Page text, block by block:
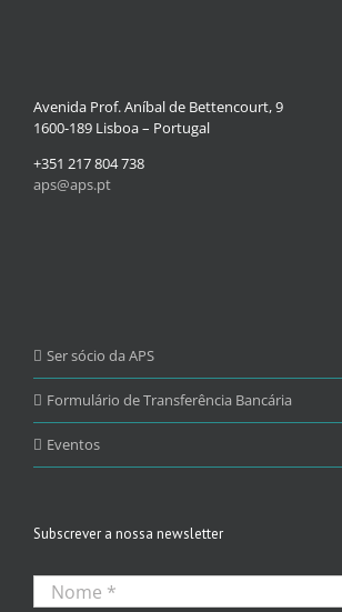
Avenida Prof. Aníbal de Bettencourt, 9
1600-189 Lisboa – Portugal
+351 217 804 738
aps@aps.pt
Ser sócio da APS
Formulário de Transferência Bancária
Eventos
Subscrever a nossa newsletter